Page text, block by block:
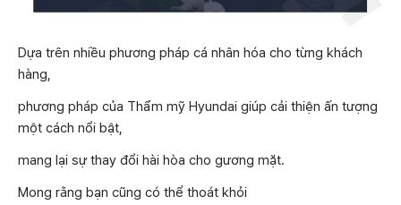
Dựa trên nhiều phương pháp cá nhân hóa cho từng khách
hàng,
phương pháp của Thẩm mỹ Hyundai giúp cải thiện ấn tượng
một cách nổi bật,
mang lại sự thay đổi hài hòa cho gương mặt.
Mong rằng bạn cũng có thể thoát khỏi